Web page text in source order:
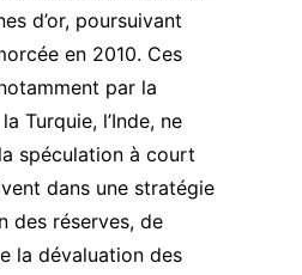
d’or, poursuivant
en 2010. Ces
par la
Turquie, l’Inde, ne
spéculation à court
dans une stratégie
des réserves, de
la dévaluation des